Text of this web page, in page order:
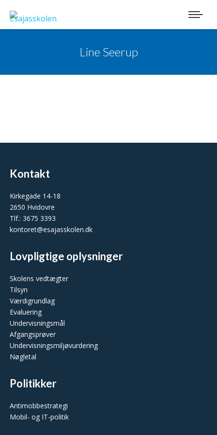
Line Seerup
Kontakt
Kirkegade 14-18
2650 Hvidovre
Tlf.: 3675 3393
kontoret@esajasskolen.dk
Lovpligtige oplysninger
Skolens vedtægter
Tilsyn
Værdigrundlag
Evaluering
Undervisningsmål
Afgangsprøver
Undervisningsmiljøvurdering
Nøgletal
Politikker
Antimobbestrategi
Mobil- og IT-politik